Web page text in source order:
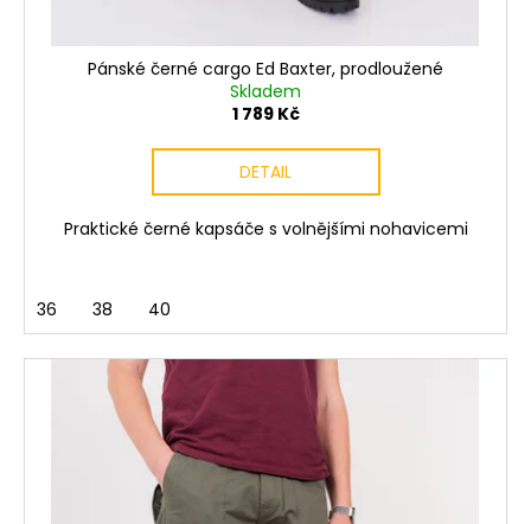
Pánské černé cargo Ed Baxter, prodloužené
Skladem
1 789 Kč
DETAIL
Praktické černé kapsáče s volnějšími nohavicemi
36 38 40